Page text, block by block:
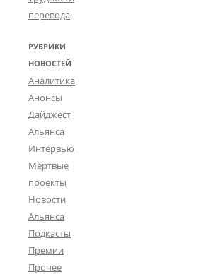
перевода
РУБРИКИ
НОВОСТЕЙ
Аналитика
Анонсы
Дайджест
Альянса
Интервью
Мёртвые
проекты
Новости
Альянса
Подкасты
Премии
Прочее